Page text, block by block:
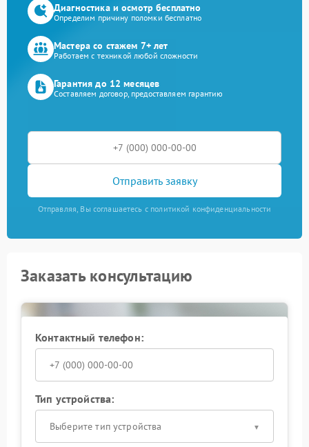
Диагностика и осмотр бесплатно
Определим причину поломки бесплатно
Мастера со стажем 7+ лет
Работаем с техникой любой сложности
Гарантия до 12 месяцев
Составляем договор, предоставляем гарантию
Отправить заявку
Отправляя, Вы соглашаетесь с политикой конфиденциальности
Заказать консультацию
Контактный телефон:
Тип устройства:
Выберите тип устройства